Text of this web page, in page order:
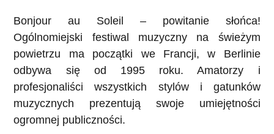
Bonjour au Soleil – powitanie słońca!
Ogólnomiejski festiwal muzyczny na świeżym
powietrzu ma początki we Francji, w Berlinie
odbywa się od 1995 roku. Amatorzy i
profesjonaliści wszystkich stylów i gatunków
muzycznych prezentują swoje umiejętności
ogromnej publiczności.